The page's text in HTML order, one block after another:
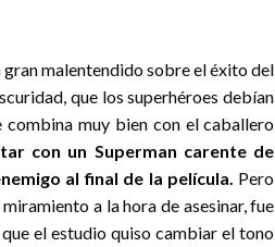
malentendido sobre el éxito del
que los superhéroes debían
muy bien con el caballero
con un Superman carente de
al final de la película. Pero
a la hora de asesinar, fue
el estudio quiso cambiar el tono